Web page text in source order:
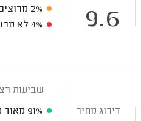
9.6
2%
4% לא
דירוג מחיר
שביעות
91% מאוד